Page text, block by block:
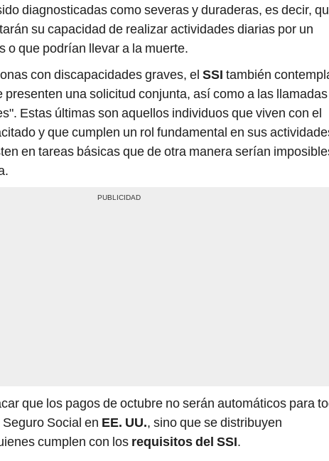
diagnosticadas como severas y duraderas, es decir,
su capacidad de realizar actividades diarias por un
o que podrían llevar a la muerte.
con discapacidades graves, el SSI también
presenten una solicitud conjunta, así como a las llamadas
Estas últimas son aquellos individuos que viven con el
y que cumplen un rol fundamental en sus
en tareas básicas que de otra manera serían
que los pagos de octubre no serán automáticos para
Social en EE. UU., sino que se distribuyen
cumplen con los requisitos del SSI.